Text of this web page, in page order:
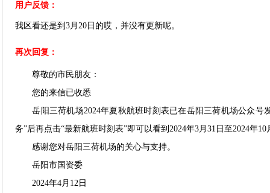
用户反馈：
我区看还是到3月20日的哎，并没有更新呢。
再次回复：
尊敬的市民朋友：
您的来信已收悉
岳阳三荷机场2024年夏秋航班时刻表已在岳阳三荷机场公众号
务”后再点击“最新航班时刻表”即可以看到2024年3月31日至2024年
感谢您对岳阳三荷机场的关心与支持。
岳阳市国资委
2024年4月12日